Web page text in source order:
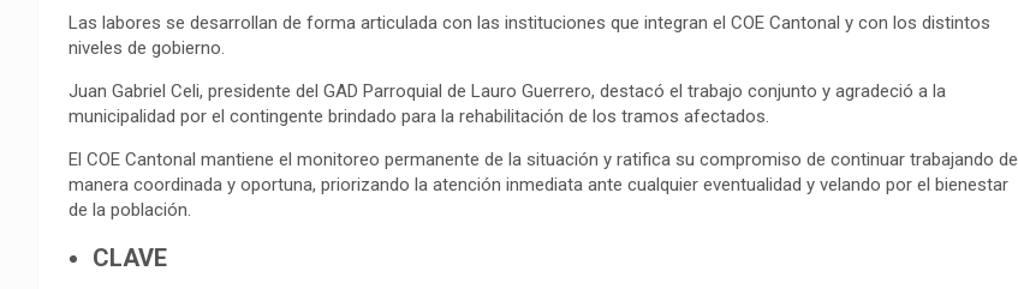
Las labores se desarrollan de forma articulada con las instituciones que integran el COE Cantonal y con los distintos
niveles de gobierno.
Juan Gabriel Celi, presidente del GAD Parroquial de Lauro Guerrero, destacó el trabajo conjunto y agradeció a la
municipalidad por el contingente brindado para la rehabilitación de los tramos afectados.
El COE Cantonal mantiene el monitoreo permanente de la situación y ratifica su compromiso de continuar trabajando de
manera coordinada y oportuna, priorizando la atención inmediata ante cualquier eventualidad y velando por el bienestar
de la población.
CLAVE